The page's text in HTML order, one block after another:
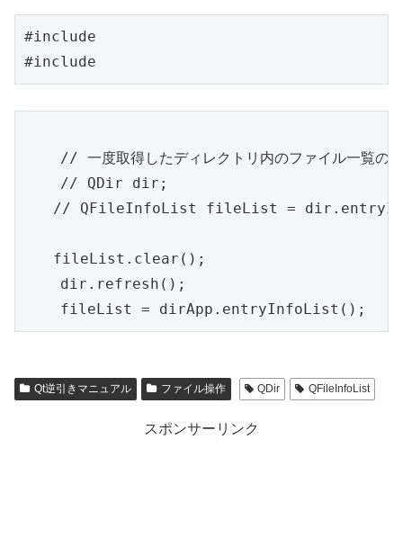
#include
#include
// 一度取得したディレクトリ内のファイル一覧の
    // QDir dir;
// QFileInfoList fileList =
fileList.clear();
    dir.refresh();
Qt逆引きマニュアル ファイル操作 QDir QFileInfoList
スポンサーリンク